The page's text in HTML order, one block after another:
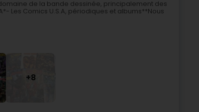
de la bande dessinée, principalement des
Les Comics U.S.A, périodiques et albums**Nous
+8